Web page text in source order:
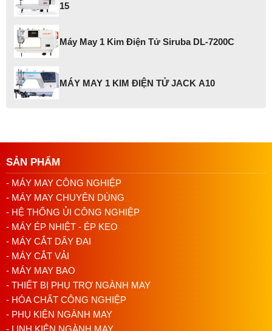
15
Máy May 1 Kim Điện Tử Siruba DL-7200C
MÁY MAY 1 KIM ĐIỆN TỬ JACK A10
SẢN PHẨM
- MÁY MAY CÔNG NGHIỆP
- MÁY MAY CHUYÊN DÙNG
- HỆ THỐNG ỦI CÔNG NGHIỆP
- MÁY ÉP NHIỆT - ÉP KEO
- MÁY CẮT DÂY ĐAI
- MÁY CẮT VẢI
- MÁY MAY BAO
- THIẾT BỊ PHỤ TRỢ NGÀNH MAY
- HÓA CHẤT CÔNG NGHIỆP
- PHỤ KIỆN NGÀNH MAY
- LINH KIỆN NGÀNH MAY